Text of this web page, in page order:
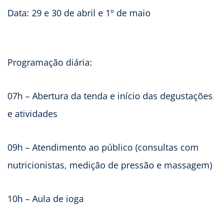
Data: 29 e 30 de abril e 1º de maio
Programação diária:
07h – Abertura da tenda e início das degustações
e atividades
09h – Atendimento ao público (consultas com
nutricionistas, medição de pressão e massagem)
10h – Aula de ioga